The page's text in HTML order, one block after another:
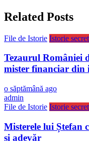
Related Posts
File de Istorie Istorie
Tezaurul României
mister financiar din
o săptămână ago
admin
File de Istorie Istorie
Misterele lui Ștefan
și adevăr